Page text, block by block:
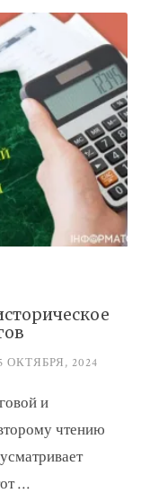
ОКТЯБРЯ, 2024
и
чтению
…